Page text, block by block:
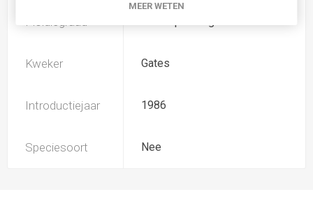
Ploïdiegraad
Kweker Gates
Introductiejaar 1986
Speciesoort Nee
MEER WETEN